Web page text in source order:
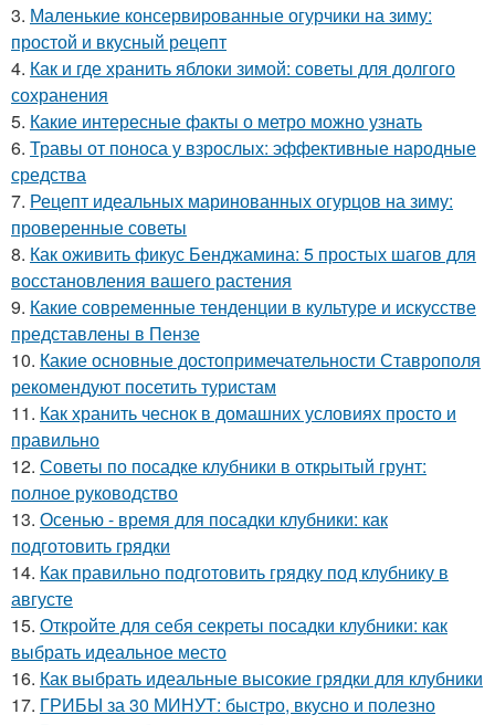
3. Маленькие консервированные огурчики на зиму:
простой и вкусный рецепт
4. Как и где хранить яблоки зимой: советы для долгого
сохранения
5. Какие интересные факты о метро можно узнать
6. Травы от поноса у взрослых: эффективные народные
средства
7. Рецепт идеальных маринованных огурцов на зиму:
проверенные советы
8. Как оживить фикус Бенджамина: 5 простых шагов для
восстановления вашего растения
9. Какие современные тенденции в культуре и искусстве
представлены в Пензе
10. Какие основные достопримечательности Ставрополя
рекомендуют посетить туристам
11. Как хранить чеснок в домашних условиях просто и
правильно
12. Советы по посадке клубники в открытый грунт:
полное руководство
13. Осенью - время для посадки клубники: как
подготовить грядки
14. Как правильно подготовить грядку под клубнику в
августе
15. Откройте для себя секреты посадки клубники: как
выбрать идеальное место
16. Как выбрать идеальные высокие грядки для клубники
17. ГРИБЫ за 30 МИНУТ: быстро, вкусно и полезно